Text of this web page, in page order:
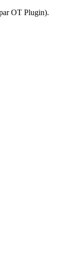
OT Plugin).